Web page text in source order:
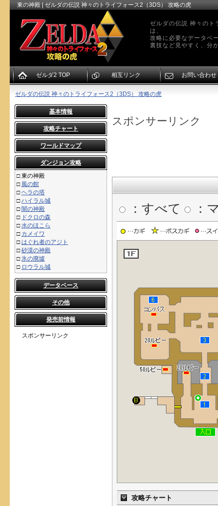
東の神殿 | ゼルダの伝説 神々のトライフォース2（3DS） 攻略の虎
ゼルダの伝説 神々の
は、
攻略に必要なデータベ
裏技など見やすく、分
ゼルダの伝説 神々のトライフォース2（3DS） 攻略の虎
基本情報
攻略チャート
ワールドマップ
ダンジョン攻略
□東の神殿
□ 風の館
□ヘラの塔
□ハイラル城
□ 闇の神殿
□ ドクロの森
□水のほこら
□ カメイワ
□はぐれ者のアジト
□砂漠の神殿
□氷の廃墟
□ ロウラル城
データベース
その他
発売前情報
スポンサーリンク
スポンサーリンク
：すべて ：
攻略チャート
ゼルダ2 TOP 相互リンク お問い合わせ